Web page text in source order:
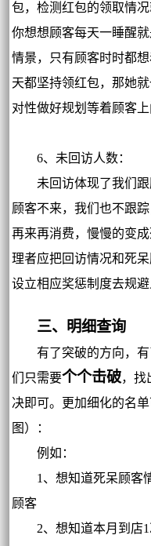
包，检测红包的领取情
你想想顾客每天一睡醒
情景，只有顾客时时都
天都坚持领红包，那她
对性做好规划等着顾客上
6、未回访人数：
未回访体现了我们跟
顾客不来，我们也不跟
再来再消费，慢慢的变
理者应把回访情况和死
设立相应奖惩制度去规避
三、明细查询
有了突破的方向，有
们只需要个个击破，找
决即可。更加细化的名
图）：
例如：
1、想知道死呆顾客情
顾客
2、想知道本月到店1